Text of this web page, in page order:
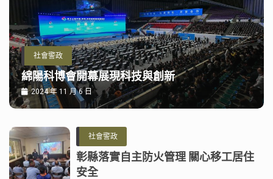
社會警政
綿陽科博會開幕展現科技與創新
2024 年 11 月 6 日
社會警政
彰縣落實自主防火管理 關心移工居住
安全